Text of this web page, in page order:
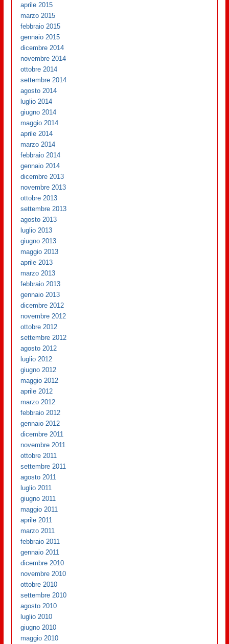
aprile 2015
marzo 2015
febbraio 2015
gennaio 2015
dicembre 2014
novembre 2014
ottobre 2014
settembre 2014
agosto 2014
luglio 2014
giugno 2014
maggio 2014
aprile 2014
marzo 2014
febbraio 2014
gennaio 2014
dicembre 2013
novembre 2013
ottobre 2013
settembre 2013
agosto 2013
luglio 2013
giugno 2013
maggio 2013
aprile 2013
marzo 2013
febbraio 2013
gennaio 2013
dicembre 2012
novembre 2012
ottobre 2012
settembre 2012
agosto 2012
luglio 2012
giugno 2012
maggio 2012
aprile 2012
marzo 2012
febbraio 2012
gennaio 2012
dicembre 2011
novembre 2011
ottobre 2011
settembre 2011
agosto 2011
luglio 2011
giugno 2011
maggio 2011
aprile 2011
marzo 2011
febbraio 2011
gennaio 2011
dicembre 2010
novembre 2010
ottobre 2010
settembre 2010
agosto 2010
luglio 2010
giugno 2010
maggio 2010